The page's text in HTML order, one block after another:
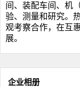
间、装配车间、机
验、测量和研究。
观考察合作，在互
展。
企业相册